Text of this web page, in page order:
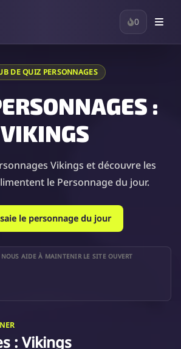
0
DE QUIZ PERSONNAGES
:
VIKINGS
Vikings et découvre les
le Personnage du jour.
le personnage du jour
AIDE À MAINTENIR LE SITE OUVERT
: Vikings